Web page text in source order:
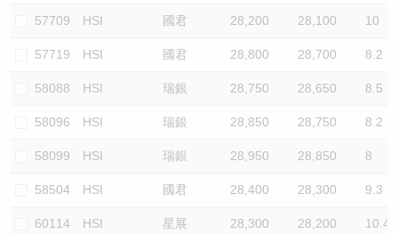
57709 HSI 國君 28,200 28,100 10
57719 HSI 國君 28,800 28,700 8.2
58088 HSI 瑞銀 28,750 28,650 8.5
58096 HSI 瑞銀 28,850 28,750 8.2
58099 HSI 瑞銀 28,950 28,850 8
58504 HSI 國君 28,400 28,300 9.3
60114 HSI 星展 28,300 28,200 10.4